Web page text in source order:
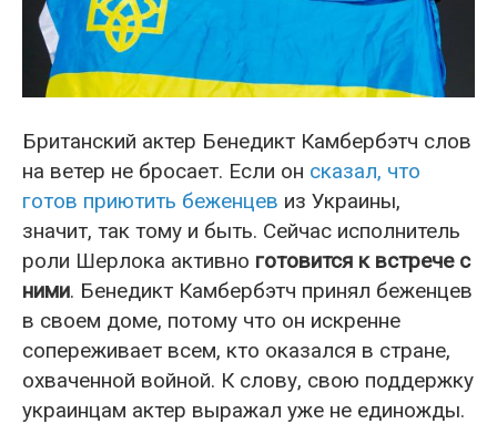
Британский актер Бенедикт Камбербэтч слов
на ветер не бросает. Если он сказал, что
готов приютить беженцев из Украины,
значит, так тому и быть. Сейчас исполнитель
роли Шерлока активно готовится к встрече с
ними. Бенедикт Камбербэтч принял беженцев
в своем доме, потому что он искренне
сопереживает всем, кто оказался в стране,
охваченной войной. К слову, свою поддержку
украинцам актер выражал уже не единожды.